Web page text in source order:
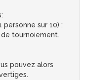
personne sur 10) :
tournoiement.
pouvez alors